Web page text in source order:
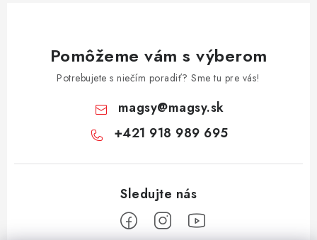
Pomôžeme vám s výberom
Potrebujete s niečím poradiť? Sme tu pre vás!
magsy@magsy.sk
+421 918 989 695